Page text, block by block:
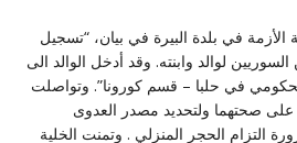
في بلدة البيرة في بيان، “تسجيل
لوالد وابنته. وقد أدخل الوالد الى
في حلبا – قسم كورونا”. وتواصلت
على صحتهما ولتحديد مصدر العدوى
التزام الحجر المنزلي . وتمنت الخلية